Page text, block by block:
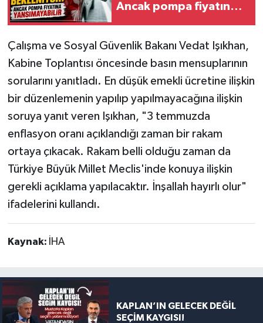
Ancak pompa fiyatına
Çalışma ve Sosyal Güvenlik Bakanı Vedat Işıkhan,
Kabine Toplantısı öncesinde basın mensuplarının
sorularını yanıtladı. En düşük emekli ücretine ilişkin
bir düzenlemenin yapılıp yapılmayacağına ilişkin
soruya yanıt veren Işıkhan, "3 temmuzda
enflasyon oranı açıklandığı zaman bir rakam
ortaya çıkacak. Rakam belli olduğu zaman da
Türkiye Büyük Millet Meclis'inde konuya ilişkin
gerekli açıklama yapılacaktır. İnşallah hayırlı olur"
ifadelerini kullandı.
Kaynak: İHA
KAPLAN’IN GELECEK DEĞİL
SEÇİM KAYGISI!